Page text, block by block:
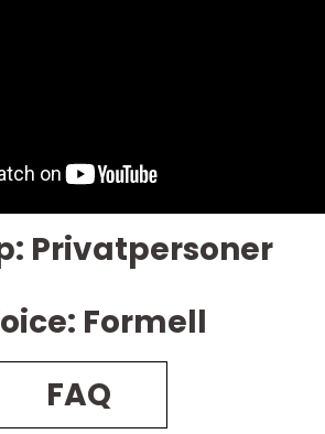
Privatpersoner
Formell
FAQ